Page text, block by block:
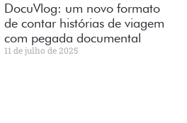
DocuVlog: um novo formato
de contar histórias de viagem
com pegada documental
11 de julho de 2025